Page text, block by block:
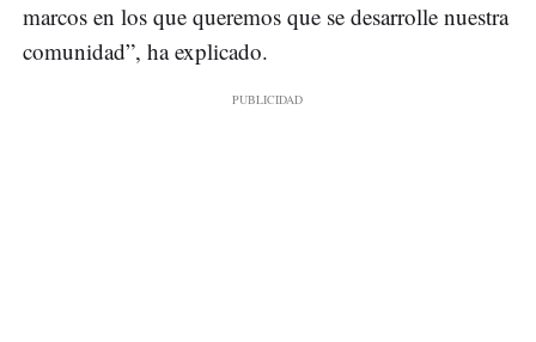
marcos en los que queremos que se desarrolle nuestra
comunidad”, ha explicado.